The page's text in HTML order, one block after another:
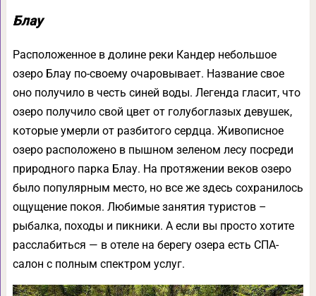
Блау
Расположенное в долине реки Кандер небольшое
озеро Блау по-своему очаровывает. Название свое
оно получило в честь синей воды. Легенда гласит, что
озеро получило свой цвет от голубоглазых девушек,
которые умерли от разбитого сердца. Живописное
озеро расположено в пышном зеленом лесу посреди
природного парка Блау. На протяжении веков озеро
было популярным место, но все же здесь сохранилось
ощущение покоя. Любимые занятия туристов –
рыбалка, походы и пикники. А если вы просто хотите
расслабиться — в отеле на берегу озера есть СПА-
салон с полным спектром услуг.